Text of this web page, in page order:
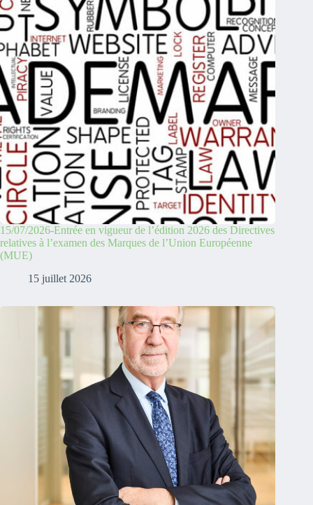
15/07/2026-Entrée en vigueur de l’édition 2026 des Directives
relatives à l’examen des Marques de l’Union Européenne
(MUE)
15 juillet 2026